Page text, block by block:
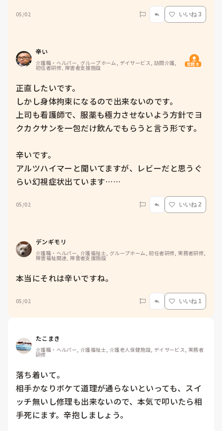
05/02 いいね 3
辛い
介護職・ヘルパー, グループホーム, デイサービス, 訪問介護,
初任者研修, 障害者支援施設 質問主
正直したいです。
しかし身体拘束になるので出来ないのです。
上司も看護師で、服薬も極力させないよう方針でヨ
クカクサンを一包だけ飲んでもらうと言う形です。
辛いです。
アルツハイマーと聞いてますが、レビーだと思うぐ
らい幻視症状出ています……
05/02 いいね 2
デンギモリ
介護職・ヘルパー, 介護福祉士, グループホーム, 初任者研修, 実務者研修,
障害福祉関連, 障害者支援施設
本当にそれは辛いですね。
05/02 いいね 1
たこまき
介護職・ヘルパー, 介護福祉士, 介護老人保健施設, デイサービス, 実務者
研修
落ち着いて。
相手かなりボケて道理が通らないといっても、スイ
ッチ無いし修理も出来ないので、本気で叩いたら相
手死にます。辛抱しましょう。